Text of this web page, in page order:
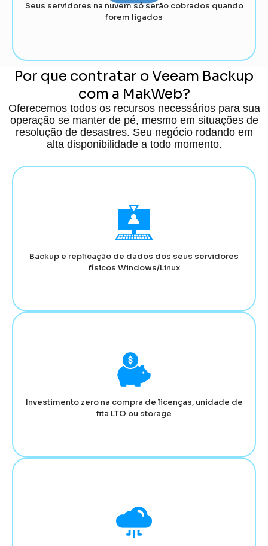
Seus servidores na nuvem só serão cobrados quando
forem ligados
Por que contratar o Veeam Backup
com a MakWeb?
Oferecemos todos os recursos necessários para sua
operação se manter de pé, mesmo em situações de
resolução de desastres. Seu negócio rodando em
alta disponibilidade a todo momento.
Backup e replicação de dados dos seus servidores
físicos Windows/Linux
Investimento zero na compra de licenças, unidade de
fita LTO ou storage